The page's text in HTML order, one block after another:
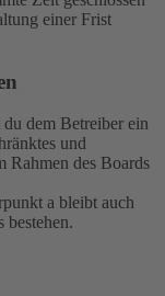
einer Frist
dem Betreiber ein
und
Rahmen des Boards
a bleibt auch
bestehen.